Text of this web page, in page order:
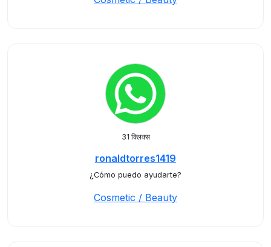
31 क्लिक्स
ronaldtorres1419
¿Cómo puedo ayudarte?
Cosmetic / Beauty